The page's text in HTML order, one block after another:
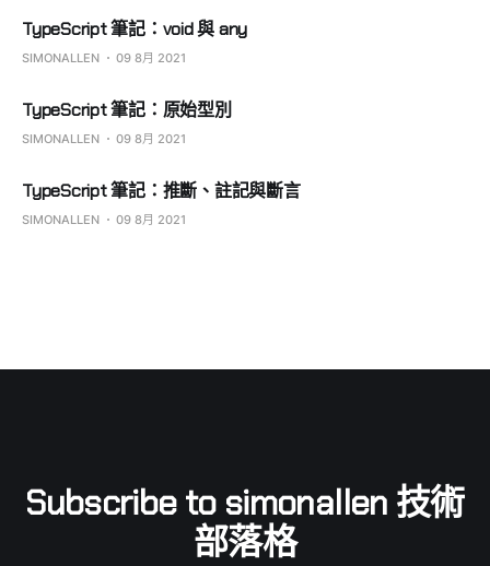
TypeScript 筆記：void 與 any
SIMONALLEN 09 8月 2021
TypeScript 筆記：原始型別
SIMONALLEN 09 8月 2021
TypeScript 筆記：推斷、註記與斷言
SIMONALLEN 09 8月 2021
Subscribe to simonallen 技術
部落格